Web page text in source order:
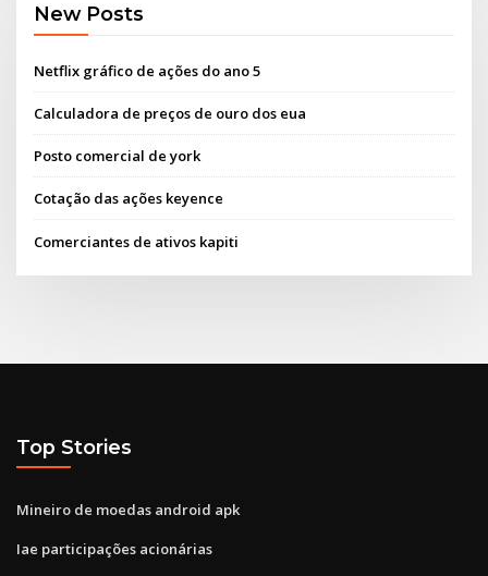
New Posts
Netflix gráfico de ações do ano 5
Calculadora de preços de ouro dos eua
Posto comercial de york
Cotação das ações keyence
Comerciantes de ativos kapiti
Top Stories
Mineiro de moedas android apk
Iae participações acionárias